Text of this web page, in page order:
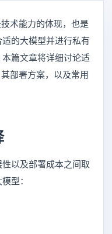
术能力的体现，也是
的大模型并进行私有
篇文章将详细讨论适
部署方案，以及常用
以及部署成本之间取
型：